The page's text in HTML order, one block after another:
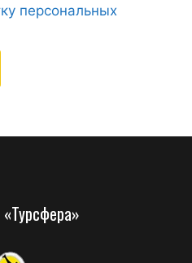
персональных
«Турсфера»